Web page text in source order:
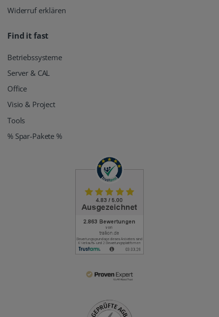
Widerruf erklären
Find it fast
Betriebssysteme
Server & CAL
Office
Visio & Project
Tools
% Spar-Pakete %